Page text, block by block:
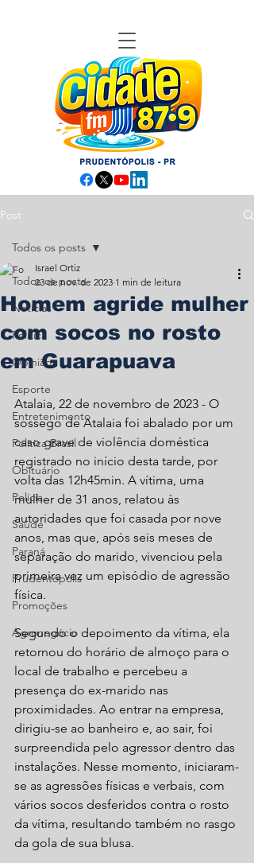
Post
Todos os posts
Notícias
Política
Opinião
Esporte
Entretenimento
Política Brasil
Obituário
Polícia
Saúde
Paraná
Prudentópolis
Promoções
Agronegócio
Todos os posts
Homem agride mulher
com socos no rosto
em Guarapuava
Israel Ortiz
23 de nov. de 2023 1 min de leitura
Atalaia, 22 de novembro de 2023 - O
sossego de Atalaia foi abalado por um
caso grave de violência doméstica
registrado no início desta tarde, por
volta das 12h45min. A vítima, uma
mulher de 31 anos, relatou às
autoridades que foi casada por nove
anos, mas que, após seis meses de
separação do marido, vivenciou pela
primeira vez um episódio de agressão
física.
Segundo o depoimento da vítima, ela
retornou do horário de almoço para o
local de trabalho e percebeu a
presença do ex-marido nas
proximidades. Ao entrar na empresa,
dirigiu-se ao banheiro e, ao sair, foi
surpreendida pelo agressor dentro das
instalações. Nesse momento, iniciaram-
se as agressões físicas e verbais, com
vários socos desferidos contra o rosto
da vítima, resultando também no rasgo
da gola de sua blusa.